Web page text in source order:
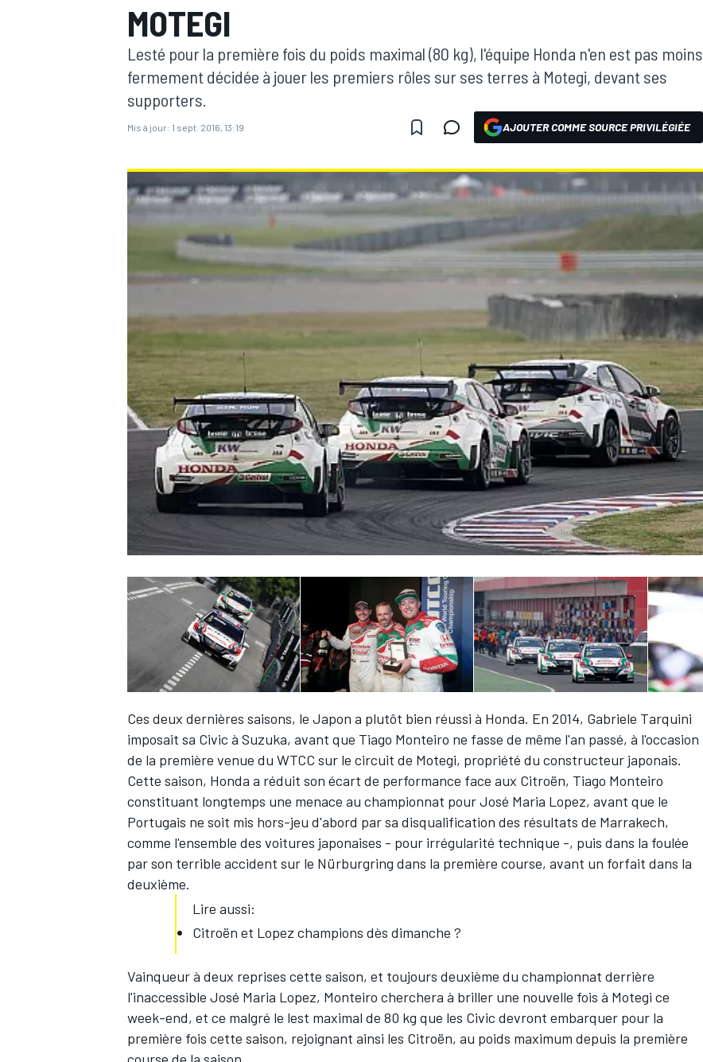
MOTOGP
WRC
MOTEGI
Lesté pour la première fois du poids maximal (80 kg), l'équipe Honda n'en est pas moins
fermement décidée à jouer les premiers rôles sur ses terres à Motegi, devant ses
supporters.
Mis à jour: 1 sept. 2016, 13:19 AJOUTER COMME SOURCE PRIVILÉGIÉE
Ces deux dernières saisons, le Japon a plutôt bien réussi à Honda. En 2014, Gabriele Tarquini
imposait sa Civic à Suzuka, avant que Tiago Monteiro ne fasse de même l'an passé, à l'occasion
de la première venue du WTCC sur le circuit de Motegi, propriété du constructeur japonais.
Cette saison, Honda a réduit son écart de performance face aux Citroën, Tiago Monteiro
constituant longtemps une menace au championnat pour José Maria Lopez, avant que le
Portugais ne soit mis hors-jeu d'abord par sa disqualification des résultats de Marrakech,
comme l'ensemble des voitures japonaises - pour irrégularité technique -, puis dans la foulée
par son terrible accident sur le Nürburgring dans la première course, avant un forfait dans la
deuxième.
Lire aussi:
Citroën et Lopez champions dès dimanche ?
Vainqueur à deux reprises cette saison, et toujours deuxième du championnat derrière
l'inaccessible José Maria Lopez, Monteiro cherchera à briller une nouvelle fois à Motegi ce
week-end, et ce malgré le lest maximal de 80 kg que les Civic devront embarquer pour la
première fois cette saison, rejoignant ainsi les Citroën, au poids maximum depuis la première